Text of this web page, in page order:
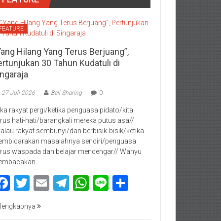
Hilang Yang Terus Berjuang”,
30 Tahun Kudatuli di
27 Juli 2026 Bali Sharing 0
rakyat pergi/ketika penguasa pidato/kita
hati-hati/barangkali mereka putus asa//
rakyat sembunyi/dan berbisik-bisik/ketika
masalahnya sendiri/penguasa
waspada dan belajar mendengar// Wahyu
Facebook
Twitter
EmailTelegram
WhatsApp
Line